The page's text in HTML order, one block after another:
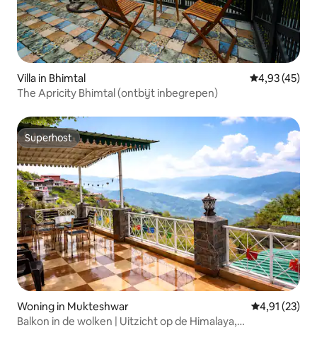
Villa in Bhimtal Gemiddelde
4,93 (45)
The Apricity Bhimtal (ontbijt inbegrepen)
Superhost
Superhost
Woning in Mukteshwar Gemiddelde
4,91 (23)
Balkon in de wolken | Uitzicht op de Himalaya,